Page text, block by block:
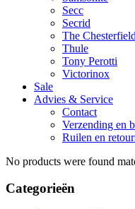
Secc
Secrid
The
Thule
Tony Perotti
Victorinox
Sale
Advies & Service
Contact
Verzending en
Ruilen en
No products were found
Categorieën